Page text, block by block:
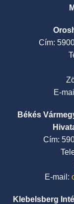
Cím:
E-
Békés
Cím:
E-mail:
Klebelsberg